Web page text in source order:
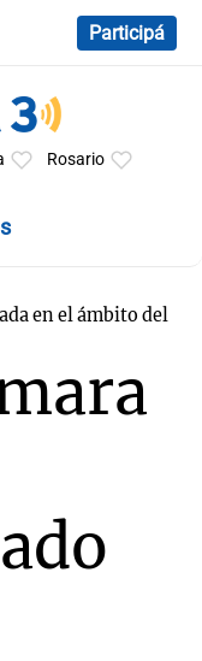
Participá
Rosario
en el ámbito del